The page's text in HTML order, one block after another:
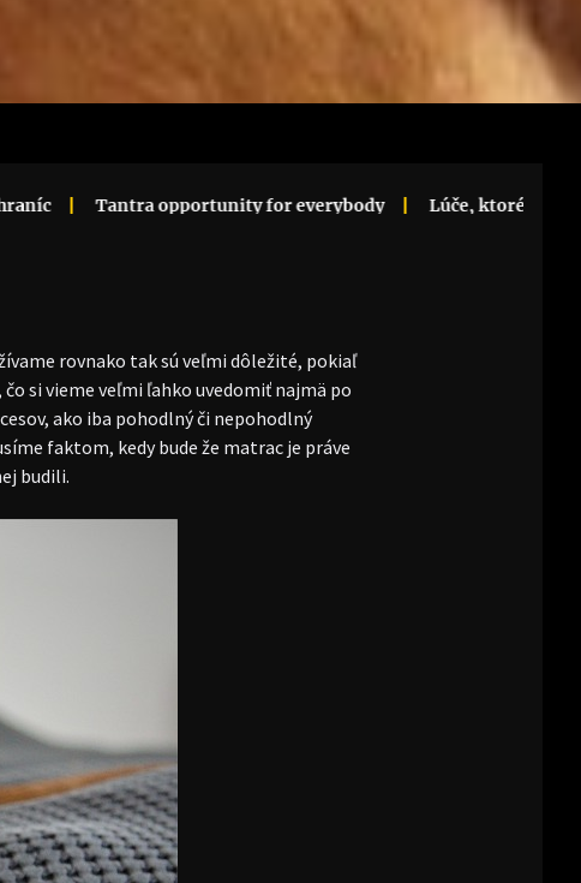
opportunity for everybody Lúče, ktoré menia priestor na
rovnako tak sú veľmi dôležité, pokiaľ
si vieme veľmi ľahko uvedomiť najmä po
ako iba pohodlný či nepohodlný
faktom, kedy bude že matrac je práve
budili.